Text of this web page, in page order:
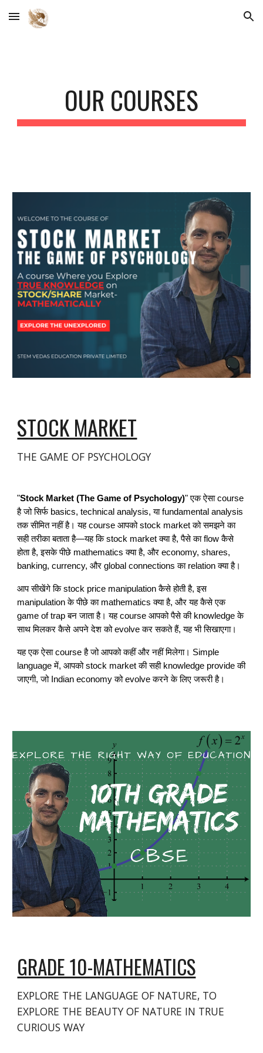
Skip to main content Skip to navigation
OUR COURSES
STOCK MARKET
THE GAME OF PSYCHOLOGY
"Stock Market (The Game of Psychology)" एक ऐसा course
है जो सिर्फ basics, technical analysis, या fundamental analysis
तक सीमित नहीं है। यह course आपको stock market को समझने का
सही तरीका बताता है—यह कि stock market क्या है, पैसे का flow कैसे
होता है, इसके पीछे mathematics क्या है, और economy, shares,
banking, currency, और global connections का relation क्या है।
आप सीखेंगे कि stock price manipulation कैसे होती है, इस
manipulation के पीछे का mathematics क्या है, और यह कैसे एक
game of trap बन जाता है। यह course आपको पैसे की knowledge के
साथ मिलकर कैसे अपने देश को evolve कर सकते हैं, यह भी सिखाएगा।
यह एक ऐसा course है जो आपको कहीं और नहीं मिलेगा। Simple
language में, आपको stock market की सही knowledge provide की
जाएगी, जो Indian economy को evolve करने के लिए जरूरी है।
GRADE 10-MATHEMATICS
EXPLORE THE LANGUAGE OF NATURE, TO
EXPLORE THE BEAUTY OF NATURE IN TRUE
CURIOUS WAY